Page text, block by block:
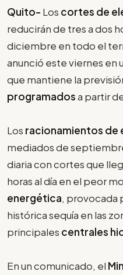
Quito- Los cortes de
reducirán de tres a dos
diciembre en todo el
anunció este viernes en
que mantiene la
programadosa partir
Los racionamientos de
mediados de
diaria con cortes que
horas al día en el peor
energética, provocada
histórica sequía en las
principales centrales
En un comunicado, el